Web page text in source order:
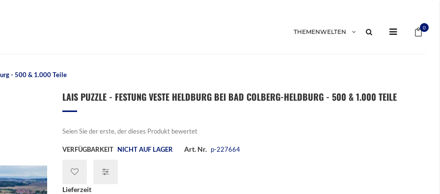
0
THEMENWELTEN
- 500 & 1.000 Teile
LAIS PUZZLE - FESTUNG VESTE HELDBURG BEI BAD COLBERG-HELDBURG - 500 & 1.000 TEILE
Seien Sie der erste, der dieses Produkt bewertet
VERFÜGBARKEIT NICHT AUF LAGER Art. Nr. p-227664
Lieferzeit